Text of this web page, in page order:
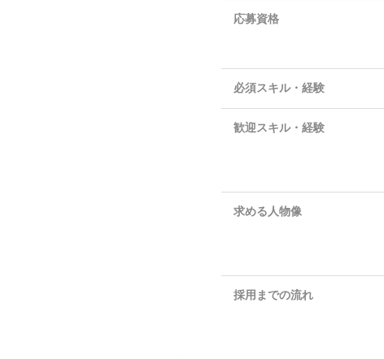
応募資格
必須スキル・経験
歓迎スキル・経験
求める人物像
採用までの流れ